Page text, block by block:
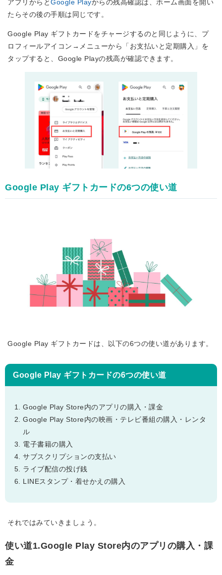
アプリからとGoogle Playからの残高確認は、ホーム画面を開い
たらその後の手順は同じです。
Google Play ギフトカードをチャージするのと同じように、プ
ロフィールアイコン→メニューから「お支払いと定期購入」を
タップすると、Google Playの残高が確認できます。
Google Play ギフトカードの6つの使い道
Google Play ギフトカードは、以下の6つの使い道があります。
Google Play ギフトカードの6つの使い道
Google Play Store内のアプリの購入・課金
Google Play Store内の映画・テレビ番組の購入・レンタ
ル
電子書籍の購入
サブスクリプションの支払い
ライブ配信の投げ銭
LINEスタンプ・着せかえの購入
それではみていきましょう。
使い道1.Google Play Store内のアプリの購入・課
金